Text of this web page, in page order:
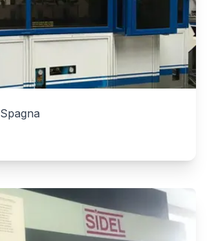
Spagna